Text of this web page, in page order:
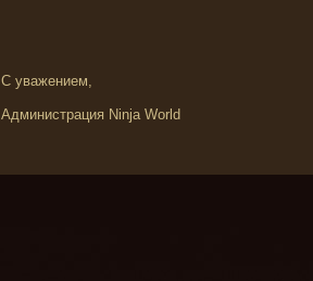
С уважением,
Администрация Ninja World